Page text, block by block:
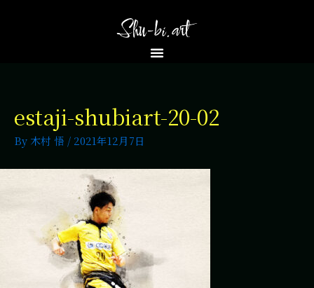
estaji-shubiart-20-02
By 木村 悟 / 2021年12月7日